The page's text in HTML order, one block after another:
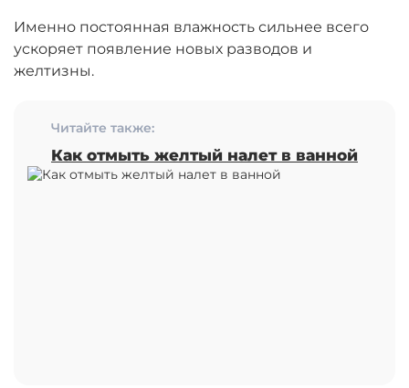
Именно постоянная влажность сильнее всего
ускоряет появление новых разводов и
желтизны.
Читайте также:
Как отмыть желтый налет в ванной